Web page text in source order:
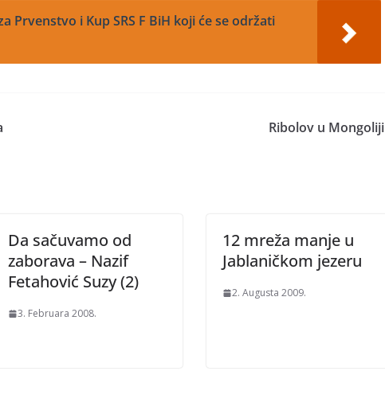
Prvenstvo i Kup SRS F BiH koji će se održati
Ribolov u Mongoliji
Da sačuvamo od
zaborava – Nazif
Fetahović Suzy (2)
3. Februara 2008.
12 mreža manje u
Jablaničkom jezeru
2. Augusta 2009.